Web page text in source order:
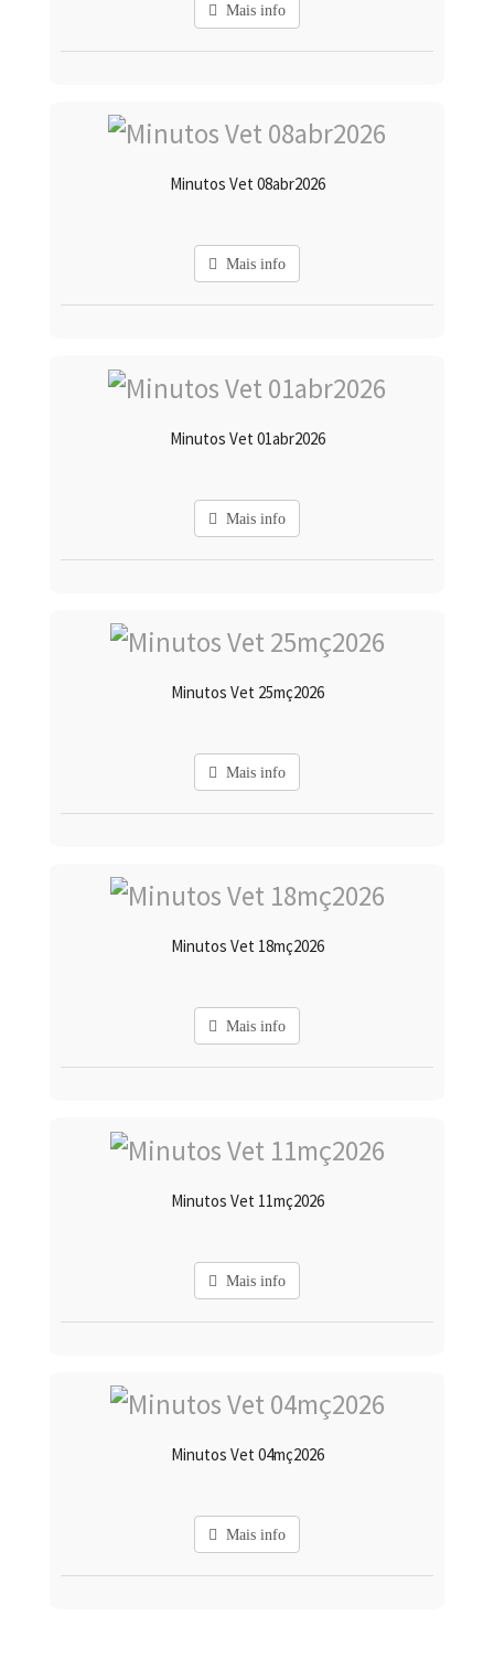
Mais info
Minutos Vet 08abr2026
Mais info
Minutos Vet 01abr2026
Mais info
Minutos Vet 25mç2026
Mais info
Minutos Vet 18mç2026
Mais info
Minutos Vet 11mç2026
Mais info
Minutos Vet 04mç2026
Mais info